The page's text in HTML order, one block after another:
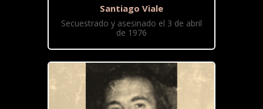
Santiago Viale
Secuestrado y asesinado el 3 de abril
de 1976